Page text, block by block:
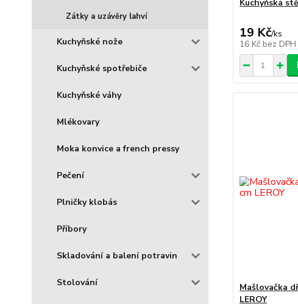
Zátky a uzávěry lahví
Kuchyňské nože
Kuchyňské spotřebiče
Kuchyňské váhy
Mlékovary
Moka konvice a french pressy
Pečení
Plničky klobás
Příbory
Skladování a balení potravin
Stolování
Kuchyňská
19 Kč/ks
16 Kč bez DPH
Mašlovačka
LEROY